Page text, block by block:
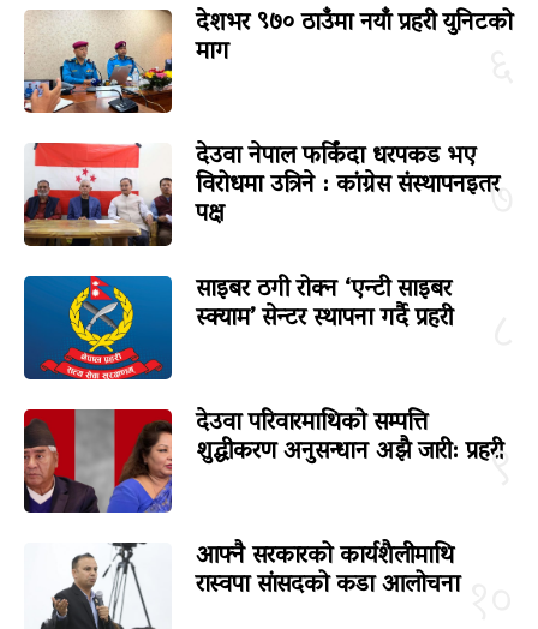
देशभर ९७० ठाउँमा नयाँ प्रहरी युनिटको
माग
७
देउवा नेपाल फर्किंदा धरपकड भए
विरोधमा उत्रिने : कांग्रेस संस्थापनइतर
पक्ष
साइबर ठगी रोक्न ‘एन्टी साइबर
स्क्याम’ सेन्टर स्थापना गर्दै प्रहरी
९
देउवा परिवारमाथिको सम्पत्ति
शुद्धीकरण अनुसन्धान अझै जारी: प्रहरी
आफ्नै सरकारको कार्यशैलीमाथि
रास्वपा सांसदको कडा आलोचना